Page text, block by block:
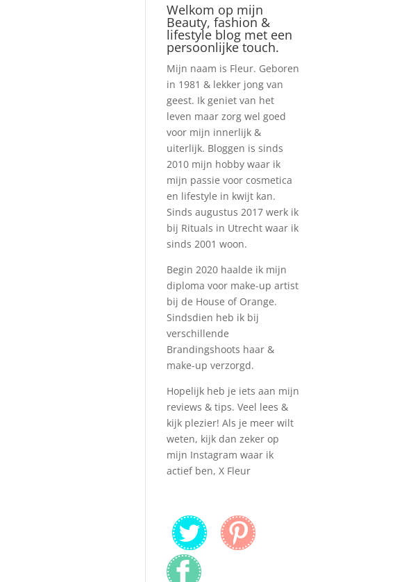
Welkom op mijn
Beauty, fashion &
lifestyle blog met een
persoonlijke touch.
Mijn naam is Fleur. Geboren
in 1981 & lekker jong van
geest. Ik geniet van het
leven maar zorg wel goed
voor mijn innerlijk &
uiterlijk. Bloggen is sinds
2010 mijn hobby waar ik
mijn passie voor cosmetica
en lifestyle in kwijt kan.
Sinds augustus 2017 werk ik
bij Rituals in Utrecht waar ik
sinds 2001 woon.
Begin 2020 haalde ik mijn
diploma voor make-up artist
bij de House of Orange.
Sindsdien heb ik bij
verschillende
Brandingshoots haar &
make-up verzorgd.
Hopelijk heb je iets aan mijn
reviews & tips. Veel lees &
kijk plezier! Als je meer wilt
weten, kijk dan zeker op
mijn Instagram waar ik
actief ben, X Fleur